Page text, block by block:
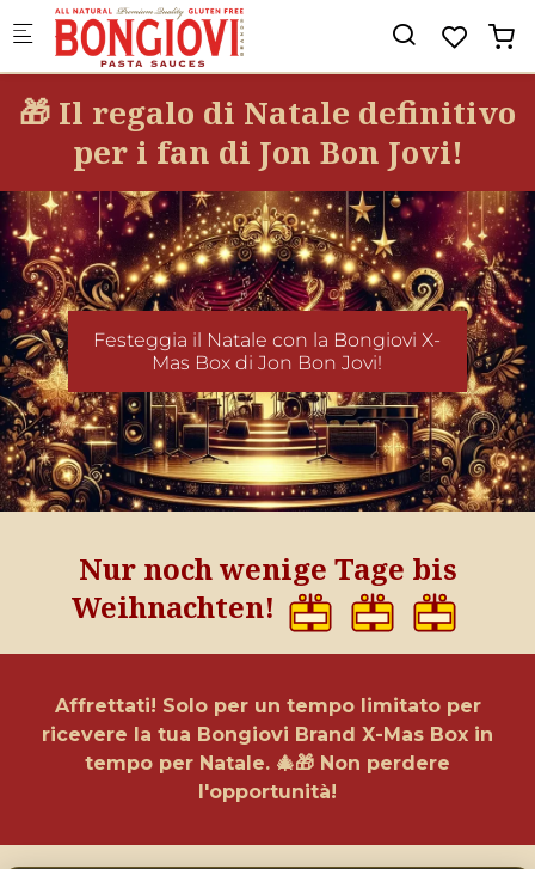
Skip to main content
🎁 Il regalo di Natale definitivo
per i fan di Jon Bon Jovi!
Festeggia il Natale con la Bongiovi X-
Mas Box di Jon Bon Jovi!
Nur noch wenige Tage bis
Weihnachten!
Affrettati! Solo per un tempo limitato per
ricevere la tua Bongiovi Brand X-Mas Box in
tempo per Natale. 🎄🎁 Non perdere
l'opportunità!